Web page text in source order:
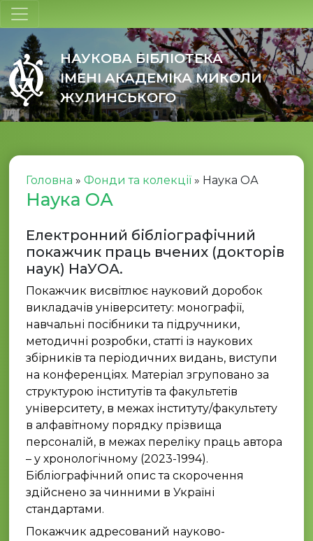
НАУКОВА БІБЛІОТЕКА
ІМЕНІ АКАДЕМІКА МИКОЛИ
ЖУЛИНСЬКОГО
Головна »Фонди та колекції » Наука ОА
Наука ОА
Електронний бібліографічний
покажчик праць вчених (докторів
наук) НаУОА.
Покажчик висвітлює науковий доробок
викладачів університету: монографії,
навчальні посібники та підручники,
методичні розробки, статті із наукових
збірників та періодичних видань, виступи
на конференціях. Матеріал згруповано за
структурою інститутів та факультетів
університету, в межах інституту/факультету
в алфавітному порядку прізвища
персоналій, в межах переліку праць автора
– у хронологічному (2023-1994).
Бібліографічний опис та скорочення
здійснено за чинними в Україні
стандартами.
Покажчик адресований науково-